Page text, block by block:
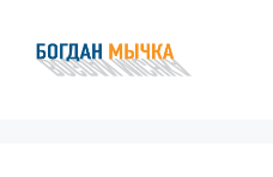
содержимому